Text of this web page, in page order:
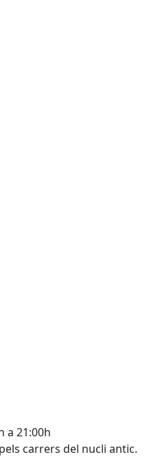
a 21:00h
carrers del nucli antic.